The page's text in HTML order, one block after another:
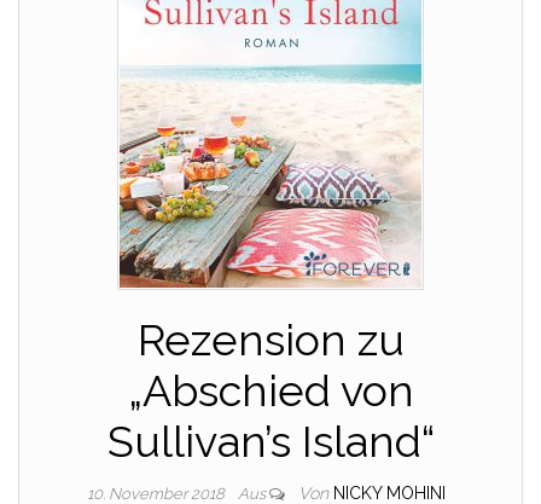
Rezension zu
„Abschied von
Sullivan’s Island“
10. November 2018 Aus Von NICKY MOHINI